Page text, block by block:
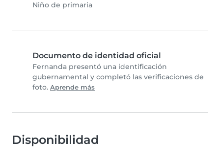
Niño de primaria
Documento de identidad oficial
Fernanda presentó una identificación
gubernamental y completó las verificaciones de
foto. Aprende más
Disponibilidad